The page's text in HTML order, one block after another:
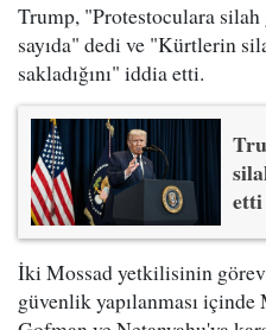
Trump, "Protestoculara
sayıda" dedi ve "Kürtlerin
sakladığını" iddia etti.
etti
İki Mossad yetkilisinin
güvenlik yapılanması içinde